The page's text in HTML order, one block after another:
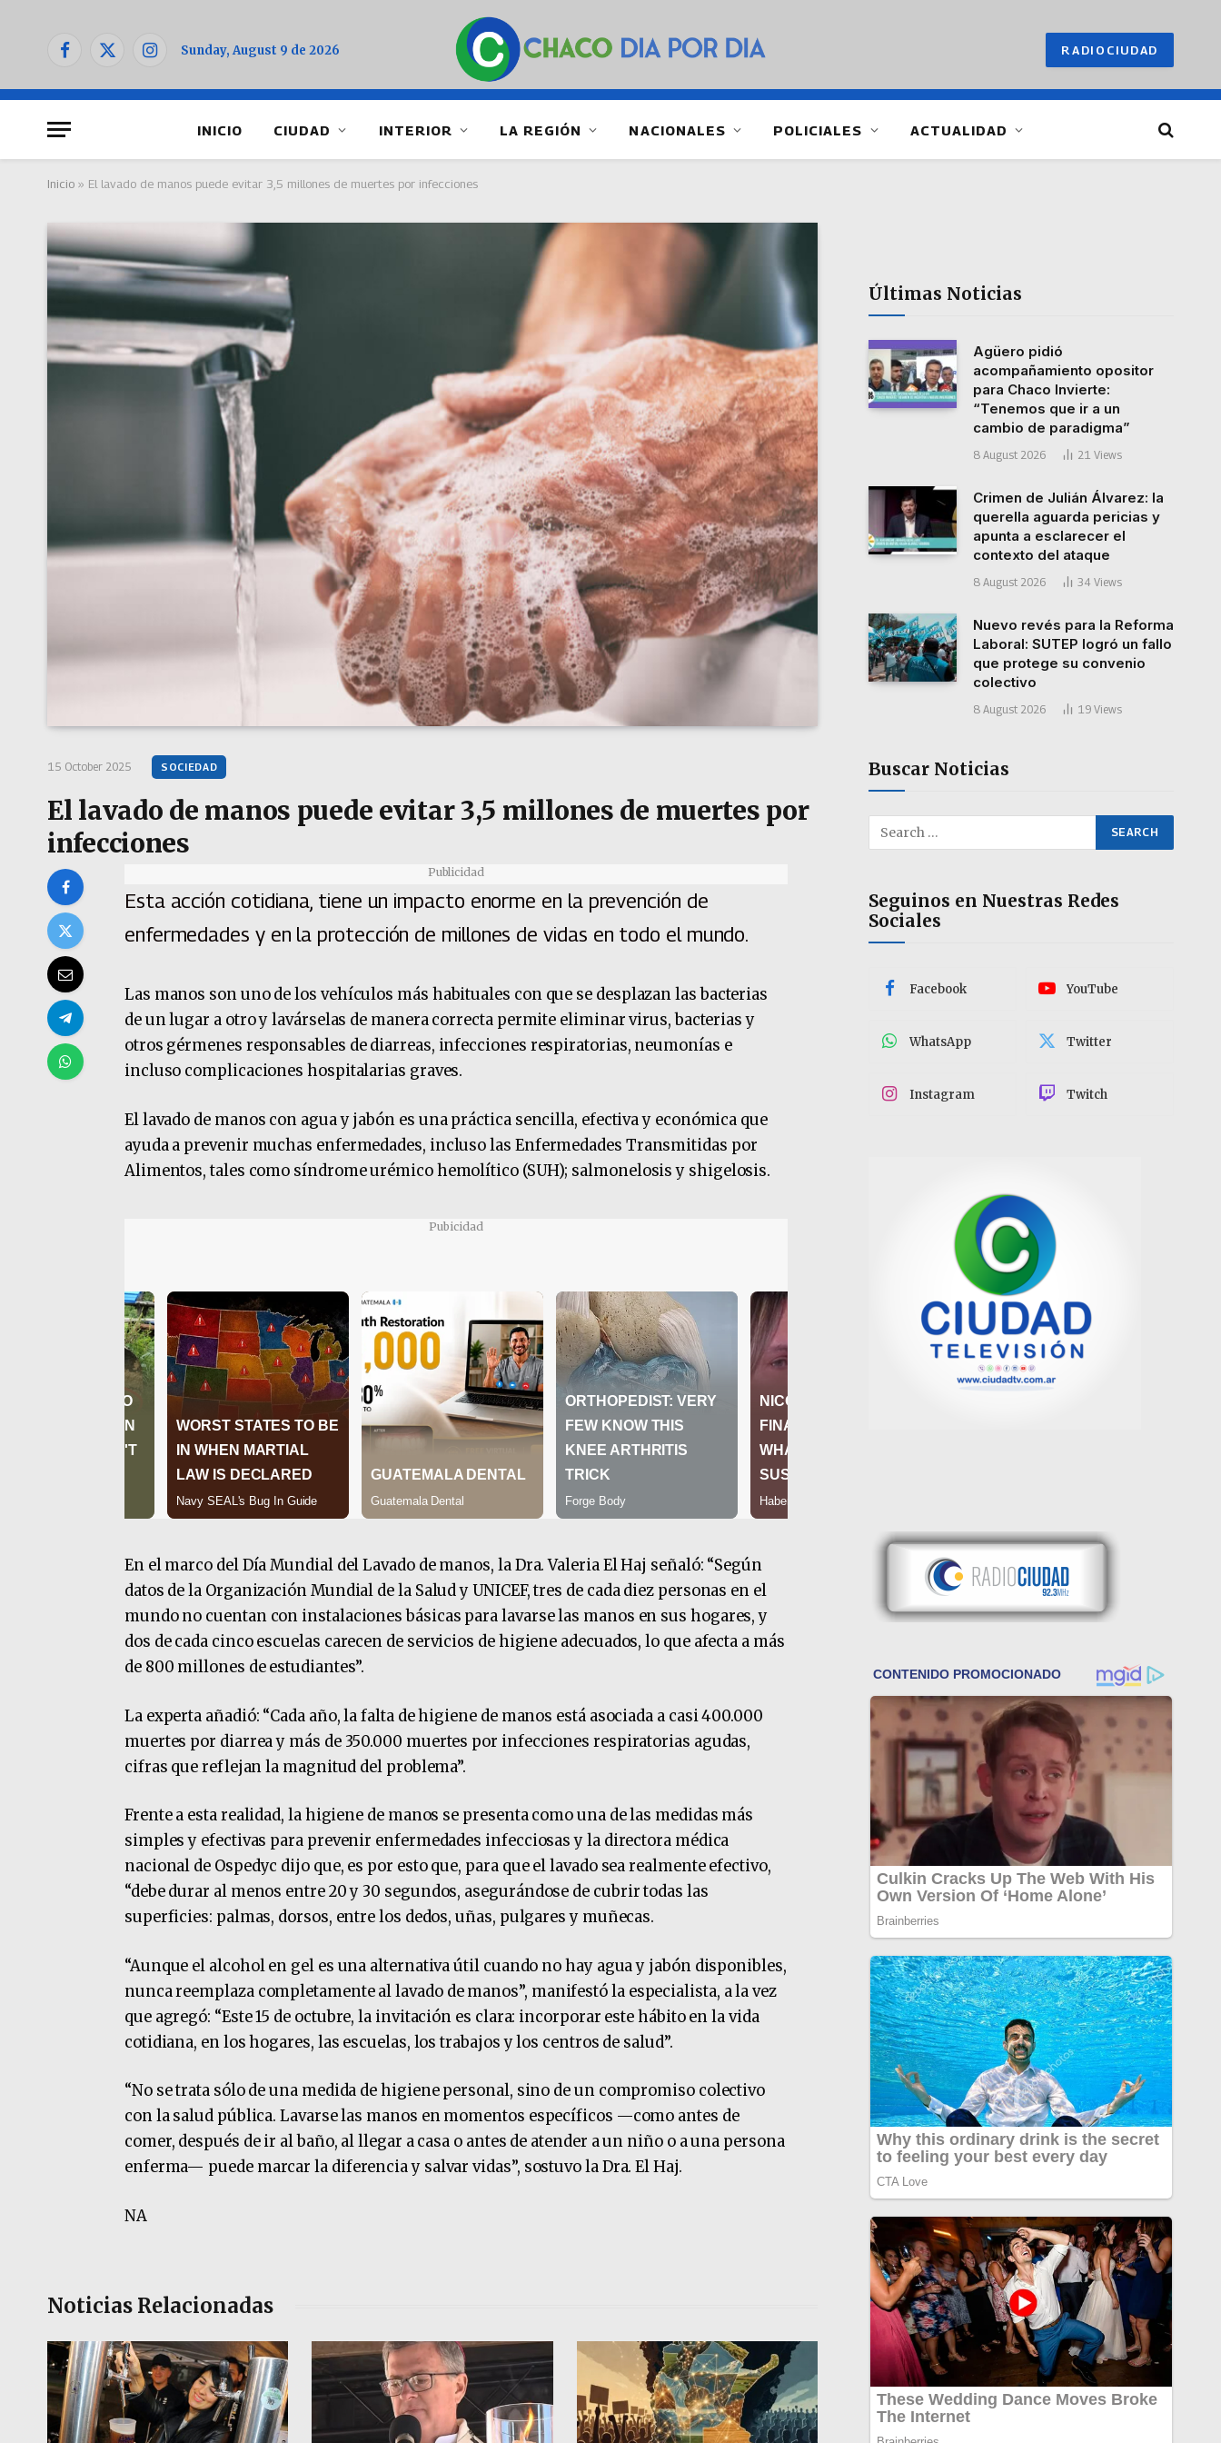
Facebook
X
InstagramSunday, August 9 de 2026 RADIOCIUDAD
INICIO CIUDAD INTERIOR LA REGIÓN NACIONALES POLICIALES ACTUALIDAD
Inicio » El lavado de manos puede evitar 3,5 millones de muertes por infecciones
15 October 2025 SOCIEDAD
El lavado de manos puede evitar 3,5 millones de muertes por
infecciones
Publicidad
Esta acción cotidiana, tiene un impacto enorme en la prevención de
enfermedades y en la protección de millones de vidas en todo el mundo.
Las manos son uno de los vehículos más habituales con que se desplazan las bacterias
de un lugar a otro y lavárselas de manera correcta permite eliminar virus, bacterias y
otros gérmenes responsables de diarreas, infecciones respiratorias, neumonías e
incluso complicaciones hospitalarias graves.
El lavado de manos con agua y jabón es una práctica sencilla, efectiva y económica que
ayuda a prevenir muchas enfermedades, incluso las Enfermedades Transmitidas por
Alimentos, tales como síndrome urémico hemolítico (SUH); salmonelosis y shigelosis.
Pubicidad
En el marco del Día Mundial del Lavado de manos, la Dra. Valeria El Haj señaló: “Según
datos de la Organización Mundial de la Salud y UNICEF, tres de cada diez personas en el
mundo no cuentan con instalaciones básicas para lavarse las manos en sus hogares, y
dos de cada cinco escuelas carecen de servicios de higiene adecuados, lo que afecta a más
de 800 millones de estudiantes”.
La experta añadió: “Cada año, la falta de higiene de manos está asociada a casi 400.000
muertes por diarrea y más de 350.000 muertes por infecciones respiratorias agudas,
cifras que reflejan la magnitud del problema”.
Frente a esta realidad, la higiene de manos se presenta como una de las medidas más
simples y efectivas para prevenir enfermedades infecciosas y la directora médica
nacional de Ospedyc dijo que, es por esto que, para que el lavado sea realmente efectivo,
“debe durar al menos entre 20 y 30 segundos, asegurándose de cubrir todas las
superficies: palmas, dorsos, entre los dedos, uñas, pulgares y muñecas.
“Aunque el alcohol en gel es una alternativa útil cuando no hay agua y jabón disponibles,
nunca reemplaza completamente al lavado de manos”, manifestó la especialista, a la vez
que agregó: “Este 15 de octubre, la invitación es clara: incorporar este hábito en la vida
cotidiana, en los hogares, las escuelas, los trabajos y los centros de salud”.
“No se trata sólo de una medida de higiene personal, sino de un compromiso colectivo
con la salud pública. Lavarse las manos en momentos específicos —como antes de
comer, después de ir al baño, al llegar a casa o antes de atender a un niño o a una persona
enferma— puede marcar la diferencia y salvar vidas”, sostuvo la Dra. El Haj.
NA
Noticias Relacionadas
Últimas Noticias
Agüero pidió
acompañamiento opositor
para Chaco Invierte:
“Tenemos que ir a un
cambio de paradigma”
8 August 2026 21 Views
Crimen de Julián Álvarez: la
querella aguarda pericias y
apunta a esclarecer el
contexto del ataque
8 August 2026 34 Views
Nuevo revés para la Reforma
Laboral: SUTEP logró un fallo
que protege su convenio
colectivo
8 August 2026 19 Views
Buscar Noticias
Seguinos en Nuestras Redes
Sociales
Facebook YouTube
WhatsApp Twitter
Instagram Twitch